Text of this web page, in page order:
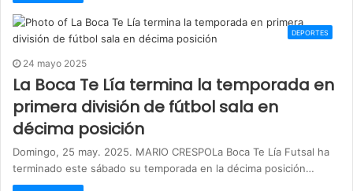
DEPORTES
24 mayo 2025
La Boca Te Lía termina la temporada en
primera división de fútbol sala en
décima posición
Domingo, 25 may. 2025. MARIO CRESPOLa Boca Te Lía Futsal ha
terminado este sábado su temporada en la décima posición…